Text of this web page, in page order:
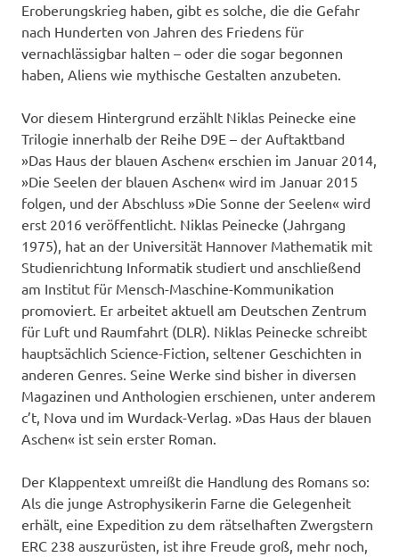
Eroberungskrieg haben, gibt es solche, die die Gefahr
nach Hunderten von Jahren des Friedens für
vernachlässigbar halten – oder die sogar begonnen
haben, Aliens wie mythische Gestalten anzubeten.
Vor diesem Hintergrund erzählt Niklas Peinecke eine
Trilogie innerhalb der Reihe D9E – der Auftaktband
»Das Haus der blauen Aschen« erschien im Januar 2014,
»Die Seelen der blauen Aschen« wird im Januar 2015
folgen, und der Abschluss »Die Sonne der Seelen« wird
erst 2016 veröffentlicht. Niklas Peinecke (Jahrgang
1975), hat an der Universität Hannover Mathematik mit
Studienrichtung Informatik studiert und anschließend
am Institut für Mensch-Maschine-Kommunikation
promoviert. Er arbeitet aktuell am Deutschen Zentrum
für Luft und Raumfahrt (DLR). Niklas Peinecke schreibt
hauptsächlich Science-Fiction, seltener Geschichten in
anderen Genres. Seine Werke sind bisher in diversen
Magazinen und Anthologien erschienen, unter anderem
c’t, Nova und im Wurdack-Verlag. »Das Haus der blauen
Aschen« ist sein erster Roman.
Der Klappentext umreißt die Handlung des Romans so:
Als die junge Astrophysikerin Farne die Gelegenheit
erhält, eine Expedition zu dem rätselhaften Zwergstern
ERC 238 auszurüsten, ist ihre Freude groß, mehr noch,